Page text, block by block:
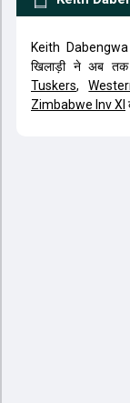
Keith
खिलाड़ी ने अब तक
Tuskers,
Zimbabwe Inv XI